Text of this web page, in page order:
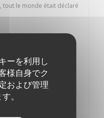
ーを利用し
様自身でク
および管理
。
tout le monde était déclaré
Qu’on vienne nous
à midi, qu’on
oui j’ai trouvé ça un peu
で開きます))